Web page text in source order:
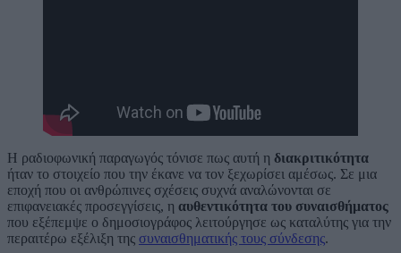
Η ραδιοφωνική παραγωγός τόνισε πως αυτή η διακριτικότητα
ήταν το στοιχείο που την έκανε να τον ξεχωρίσει αμέσως. Σε μια
εποχή που οι ανθρώπινες σχέσεις συχνά αναλώνονται σε
επιφανειακές προσεγγίσεις, η αυθεντικότητα του συναισθήματος
που εξέπεμψε ο δημοσιογράφος λειτούργησε ως καταλύτης για την
περαιτέρω εξέλιξη της συναισθηματικής τους σύνδεσης.